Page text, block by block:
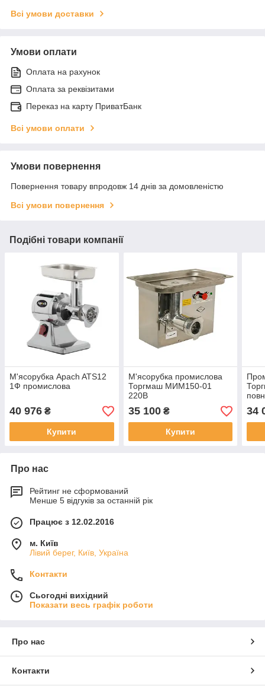
Всі умови доставки
Умови оплати
Оплата на рахунок
Оплата за реквізитами
Переказ на карту ПриватБанк
Всі умови оплати
Умови повернення
Повернення товару впродовж 14 днів за домовленістю
Всі умови повернення
Подібні товари компанії
М'ясорубка Apach ATS12
1Ф промислова
40 976 ₴
Купити
М'ясорубка промислова
Торгмаш МИМ150-01
220В
35 100₴
Купити
34
Про нас
Рейтинг не сформований
Менше 5 відгуків за останній рік
Працює з 12.02.2016
м. Київ
Лівий берег, Київ, Україна
Контакти
Сьогодні вихідний
Показати весь графік роботи
Про нас
Контакти